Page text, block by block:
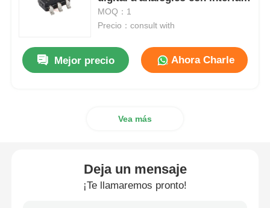
Unidad del microcontrolador de MCU
Sistema SOC en el chip
Detector térmico infrarrojo
EEPROM y I2CTM
MOQ：1
Precio：consult with
Mejor precio Ahora Charle
Vea más
Deja un mensaje
¡Te llamaremos pronto!